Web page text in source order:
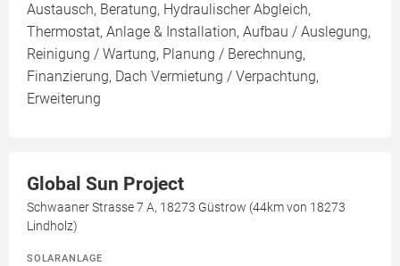
Austausch, Beratung, Hydraulischer Abgleich,
Thermostat, Anlage & Installation, Aufbau / Auslegung,
Reinigung / Wartung, Planung / Berechnung,
Finanzierung, Dach Vermietung / Verpachtung,
Erweiterung
Global Sun Project
Schwaaner Strasse 7 A, 18273 Güstrow (44km von 18273
Lindholz)
SOLARANLAGE